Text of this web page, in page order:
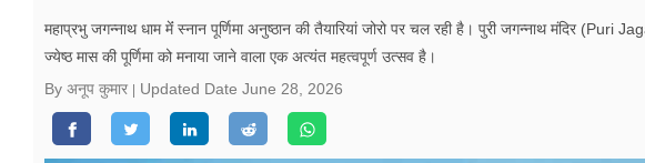
वीडियो
रिलेशनशिप
महाप्रभु जगन्नाथ धाम मेंं स्नान पूर्णिमा अनुष्ठान की तैयारियां जोरो पर चल रही है। पुरी जगन्नाथ मंदिर (Puri
ज्येष्ठ मास की पूर्णिमा को मनाया जाने वाला एक अत्यंत महत्वपूर्ण उत्सव है।
By अनूप कुमार
Updated Date June 28, 2026